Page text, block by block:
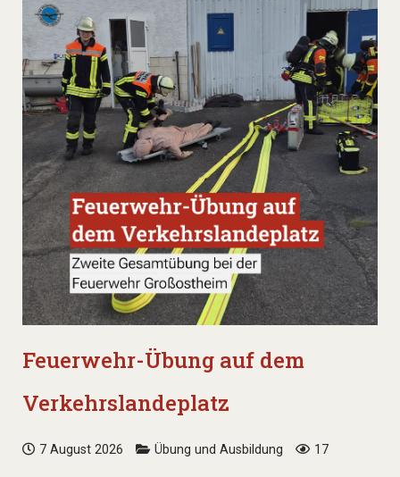
Feuerwehr-Übung auf dem
Verkehrslandeplatz
7 August 2026 Übung und Ausbildung 17